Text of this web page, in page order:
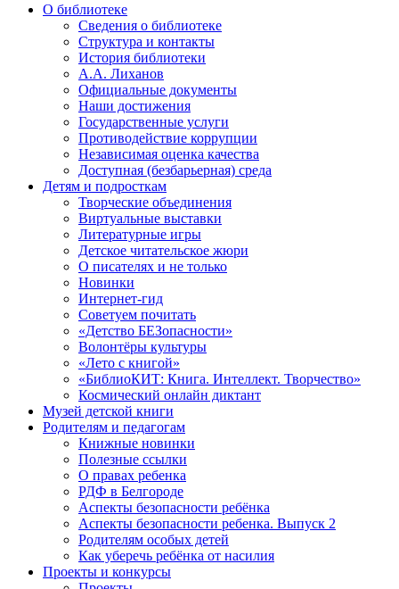
О библиотеке
Сведения о библиотеке
Структура и контакты
История библиотеки
А.А. Лиханов
Официальные документы
Наши достижения
Государственные услуги
Противодействие коррупции
Независимая оценка качества
Доступная (безбарьерная) среда
Детям и подросткам
Творческие объединения
Виртуальные выставки
Литературные игры
Детское читательское жюри
О писателях и не только
Новинки
Интернет-гид
Советуем почитать
«Детство БЕЗопасности»
Волонтёры культуры
«Лето с книгой»
«БиблиоКИТ: Книга. Интеллект. Творчество»
Космический онлайн диктант
Музей детской книги
Родителям и педагогам
Книжные новинки
Полезные ссылки
О правах ребенка
РДФ в Белгороде
Аспекты безопасности ребёнка
Аспекты безопасности ребенка. Выпуск 2
Родителям особых детей
Как уберечь ребёнка от насилия
Проекты и конкурсы